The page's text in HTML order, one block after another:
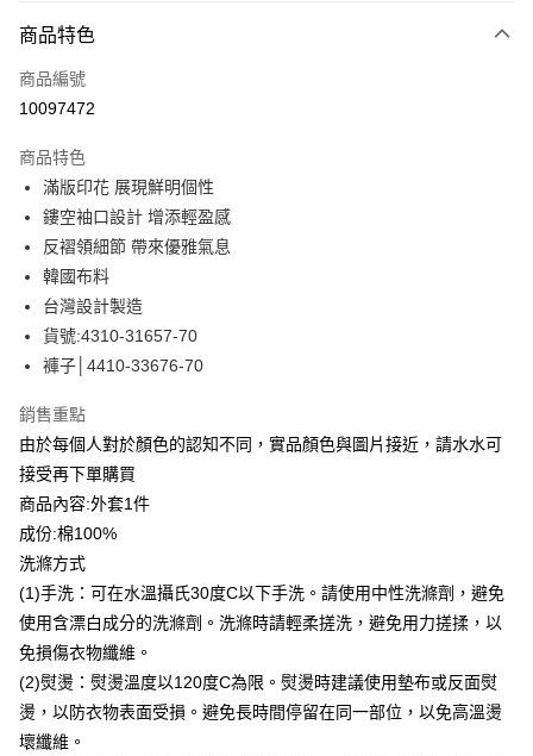
信用卡一次付款
信用卡分期付款
合作金庫商業銀行
華南商業銀行
上海商業儲蓄銀行
國泰世華商業銀行
臺灣中小企業銀行
匯豐（台灣）商業銀行
聯邦商業銀行
元大商業銀行
玉山商業銀行
台灣樂天信用卡公司
LINE Pay
Apple Pay
街口支付
悠遊付
全盈+PAY
貨到付款
運送方式
付款後全家取貨
每筆NT$80，滿NT$399(含以上)免運費
付款後7-11取貨
每筆NT$80，滿NT$888(含以上)免運費
宅配到府
每筆NT$80，滿NT$888(含以上)免運費
商品特色
商品編號
10097472
商品特色
滿版印花 展現鮮明個性
鏤空袖口設計 增添輕盈感
反褶領細節 帶來優雅氣息
韓國布料
台灣設計製造
貨號:4310-31657-70
褲子│4410-33676-70
銷售重點
由於每個人對於顏色的認知不同，實品顏色與圖片接近，請水水可
接受再下單購買
商品內容:外套1件
成份:棉100%
洗滌方式
(1)手洗：可在水溫攝氏30度C以下手洗。請使用中性洗滌劑，避免
使用含漂白成分的洗滌劑。洗滌時請輕柔搓洗，避免用力搓揉，以
免損傷衣物纖維。
(2)熨燙：熨燙溫度以120度C為限。熨燙時建議使用墊布或反面熨
燙，以防衣物表面受損。避免長時間停留在同一部位，以免高溫燙
壞纖維。